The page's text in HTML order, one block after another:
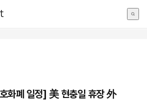
화폐 일정] 美 현충일 휴장 外